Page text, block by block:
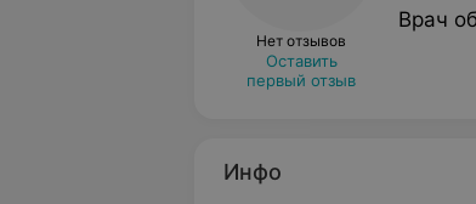
Нет отзывов
Оставить
первый отзыв
Врач
Инфо